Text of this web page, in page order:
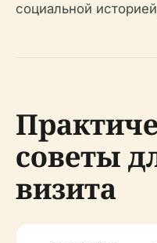
социальной
советы
визита